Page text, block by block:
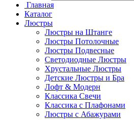
Главная
Каталог
Люстры
Люстры на Штанге
Люстры Потолочные
Люстры Подвесные
Светодиодные Люстры
Хрустальные Люстры
Детские Люстры и Бра
Лофт & Модерн
Классика Свечи
Классика с Плафонами
Люстры с Абажурами